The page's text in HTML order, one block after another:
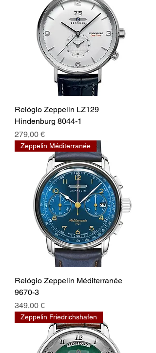
Relógio Zeppelin LZ129
Hindenburg 8044-1
Preço
279,00 €
Zeppelin Méditerranée
Relógio Zeppelin Méditerranée
9670-3
Preço
349,00 €
Zeppelin Friedrichshafen